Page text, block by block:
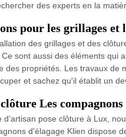
des experts en la
pour les grillages et
des grillages et des
sont aussi des éléments qui
des propriétés. Les travaux de
et sachez qu'il établit un
Les
d’artisan pose clôture à Lux,
d'élagage Klien dispose